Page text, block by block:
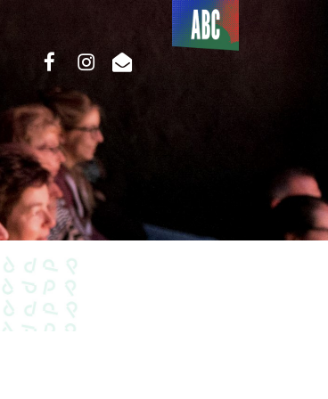
Du côté
de l’ABC
facebookinstagram
email